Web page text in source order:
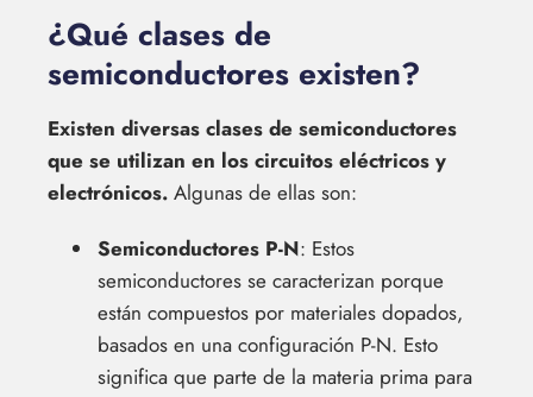
¿Qué clases de
semiconductores existen?
Existen diversas clases de semiconductores
que se utilizan en los circuitos eléctricos y
electrónicos. Algunas de ellas son:
Semiconductores P-N: Estos
semiconductores se caracterizan porque
están compuestos por materiales dopados,
basados en una configuración P-N. Esto
significa que parte de la materia prima para